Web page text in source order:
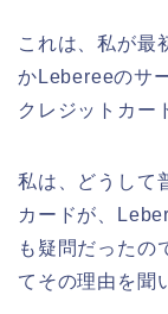
これは、私が最
かLebereeのサ
クレジットカー
私は、どうして
カードが、
も疑問だったの
てその理由を聞